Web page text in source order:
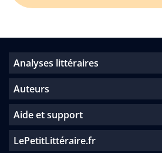
Analyses littéraires
Auteurs
Aide et support
LePetitLittéraire.fr